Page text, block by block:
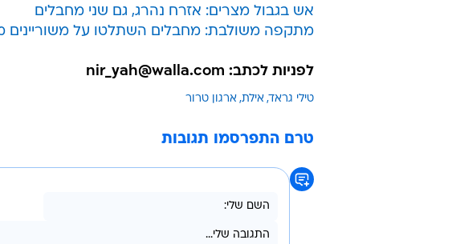
אש בגבול מצרים: אזרח נהרג, גם שני מחבלים
מתקפה משולבת: מחבלים השתלטו על משוריינים
לפניות לכתב: nir_yah@walla.com
טילי גראד אילת ארגון טרור
טרם התפרסמו תגובות